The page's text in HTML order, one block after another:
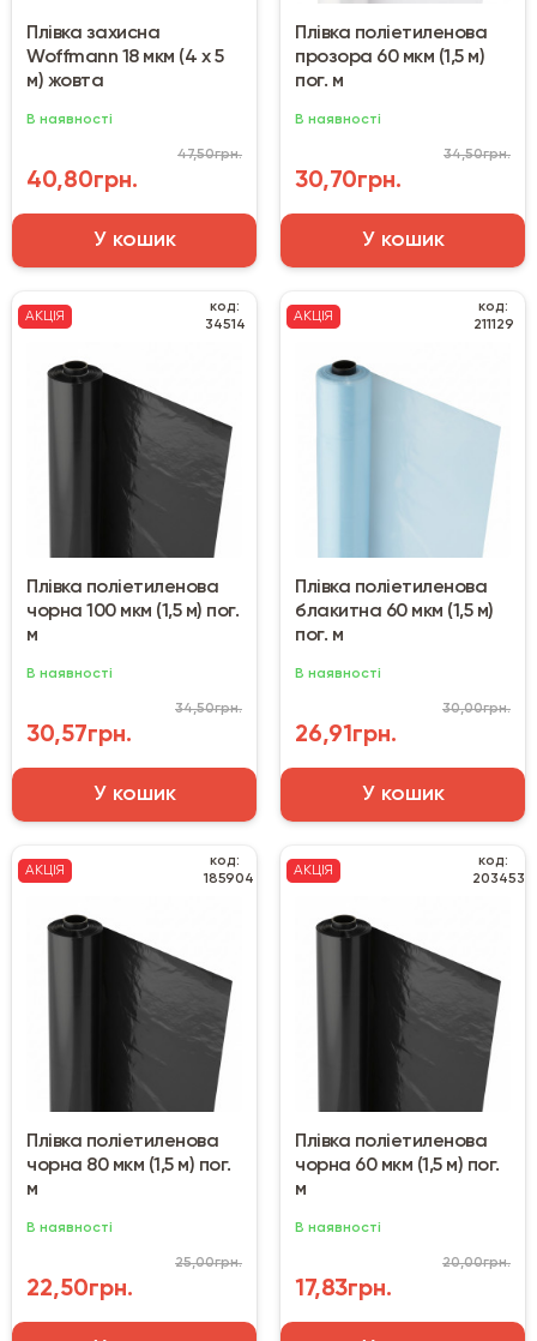
Плівка захисна
Woffmann 18 мкм (4 х 5
м) жовта
В наявності
40,80грн.
47,50грн.
У кошик
Плівка поліетиленова
прозора 60 мкм (1,5 м)
пог. м
В наявності
30,70грн.
34,50грн.
У кошик
АКЦІЯ
код:
34514
Плівка поліетиленова
чорна 100 мкм (1,5 м) пог.
м
В наявності
30,57грн.
34,50грн.
У кошик
АКЦІЯ
код:
211129
Плівка поліетиленова
блакитна 60 мкм (1,5 м)
пог. м
В наявності
26,91грн.
30,00грн.
У кошик
АКЦІЯ
код:
185904
Плівка поліетиленова
чорна 80 мкм (1,5 м) пог.
м
В наявності
22,50грн.
25,00грн.
АКЦІЯ
код:
203453
Плівка поліетиленова
чорна 60 мкм (1,5 м) пог.
м
В наявності
17,83грн.
20,00грн.